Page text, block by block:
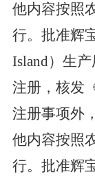
他内容按照
行。批准辉
Island）生
注册，核发
注册事项外
他内容按照
行。批准辉